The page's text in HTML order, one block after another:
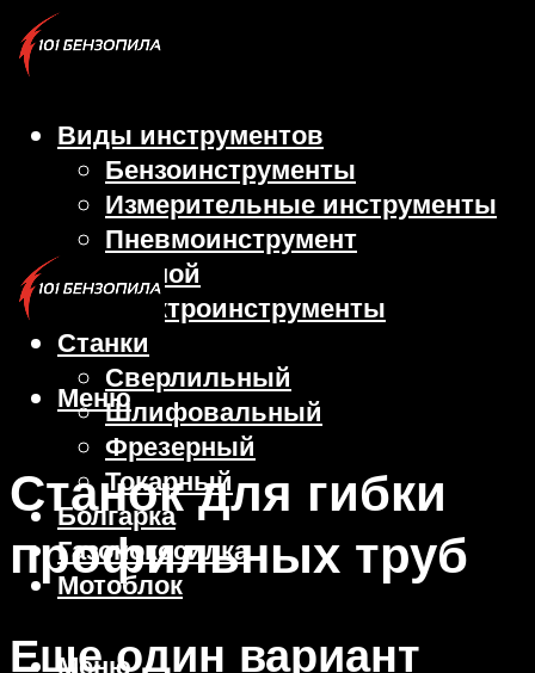
Виды инструментов
Бензоинструменты
Измерительные инструменты
Пневмоинструмент
Ручной
Электроинструменты
Станки
Сверлильный
Шлифовальный
Фрезерный
Токарный
Болгарка
Газонокосилка
Мотоблок
Меню
Меню
Станок для гибки
профильных труб
Еще один вариант